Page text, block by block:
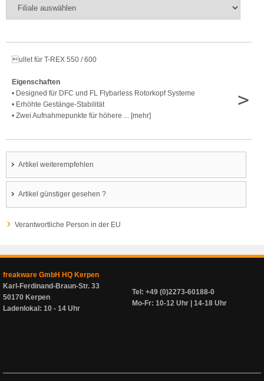
ullet für T-REX 550 / 600
Eigenschaften
• Designed für DFC und FL Flybarless Rotorkopf Systeme
• Erhöhte Gestänge-Stabilität
• Zwei Aufnahmepunkte für höhere ... [mehr]
>
Artikel weiterempfehlen
Artikel günstiger gesehen ?
Verantwortliche Person in der EU
freakware GmbH HQ Kerpen
Karl-Ferdinand-Braun-Str. 33
50170 Kerpen
Ladenlokal: 10 - 14 Uhr
Tel: +49 (0)2273-60188-0
Mo-Fr: 10-12 Uhr | 14-18 Uhr